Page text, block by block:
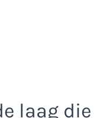
laag die